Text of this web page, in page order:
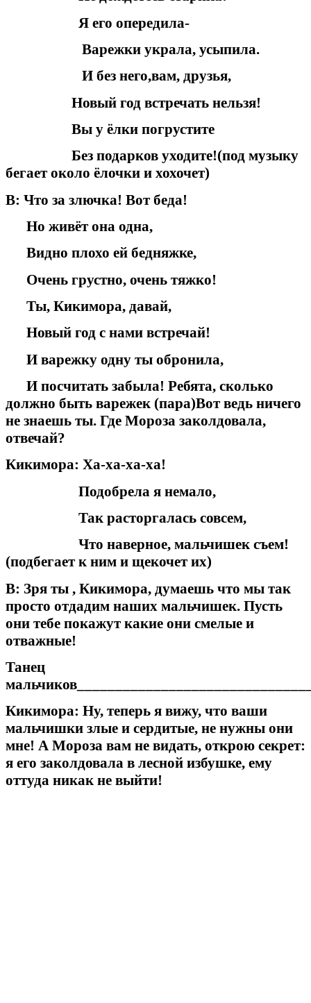
Я его опередила-
Варежки украла, усыпила.
И без него,вам, друзья,
Новый год встречать нельзя!
Вы у ёлки погрустите
Без подарков уходите!(под музыку
бегает около ёлочки и хохочет)
В: Что за злючка! Вот беда!
Но живёт она одна,
Видно плохо ей бедняжке,
Очень грустно, очень тяжко!
Ты, Кикимора, давай,
Новый год с нами встречай!
И варежку одну ты обронила,
И посчитать забыла! Ребята, сколько
должно быть варежек (пара)Вот ведь ничего
не знаешь ты. Где Мороза заколдовала,
отвечай?
Кикимора: Ха-ха-ха-ха!
Подобрела я немало,
Так расторгалась совсем,
Что наверное, мальчишек съем!
(подбегает к ним и щекочет их)
В: Зря ты , Кикимора, думаешь что мы так
просто отдадим наших мальчишек. Пусть
они тебе покажут какие они смелые и
отважные!
Танец
Кикимора: Ну, теперь я вижу, что ваши
мальчишки злые и сердитые, не нужны они
мне! А Мороза вам не видать, открою секрет:
я его заколдовала в лесной избушке, ему
оттуда никак не выйти!